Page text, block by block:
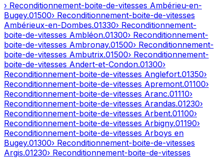
› Reconditionnement-boite-de-vitesses Ambérieu-en-
Bugey.01500› Reconditionnement-boite-de-vitesses
Ambérieux-en-Dombes.01330› Reconditionnement-
boite-de-vitesses Ambléon.01300› Reconditionnement-
boite-de-vitesses Ambronay.01500› Reconditionnement-
boite-de-vitesses Ambutrix.01500› Reconditionnement-
boite-de-vitesses Andert-et-Condon.01300›
Reconditionnement-boite-de-vitesses Anglefort.01350›
Reconditionnement-boite-de-vitesses Apremont.01100›
Reconditionnement-boite-de-vitesses Aranc.01110›
Reconditionnement-boite-de-vitesses Arandas.01230›
Reconditionnement-boite-de-vitesses Arbent.01100›
Reconditionnement-boite-de-vitesses Arbigny.01190›
Reconditionnement-boite-de-vitesses Arboys en
Bugey.01300› Reconditionnement-boite-de-vitesses
Argis.01230› Reconditionnement-boite-de-vitesses